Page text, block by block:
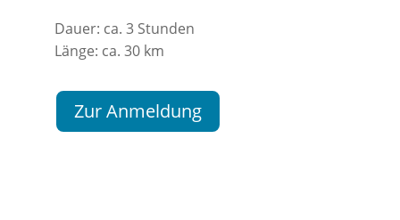
Dauer: ca. 3 Stunden
Länge: ca. 30 km
Zur Anmeldung